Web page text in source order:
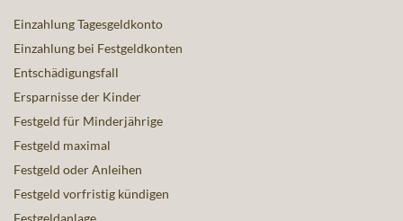
Einzahlung Tagesgeldkonto
Einzahlung bei Festgeldkonten
Entschädigungsfall
Ersparnisse der Kinder
Festgeld für Minderjährige
Festgeld maximal
Festgeld oder Anleihen
Festgeld vorfristig kündigen